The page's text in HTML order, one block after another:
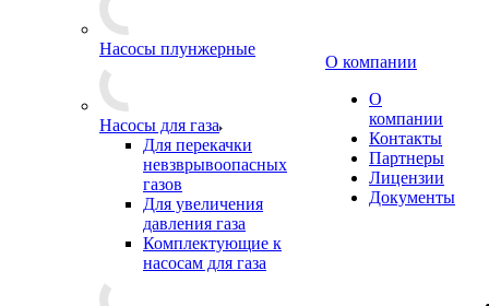
Насосы плунжерные
Насосы для газа
Для перекачки
невзврывоопасных
газов
Для увеличения
давления газа
Комплектующие к
насосам для газа
О компании
О
компании
Контакты
Партнеры
Лицензии
Документы